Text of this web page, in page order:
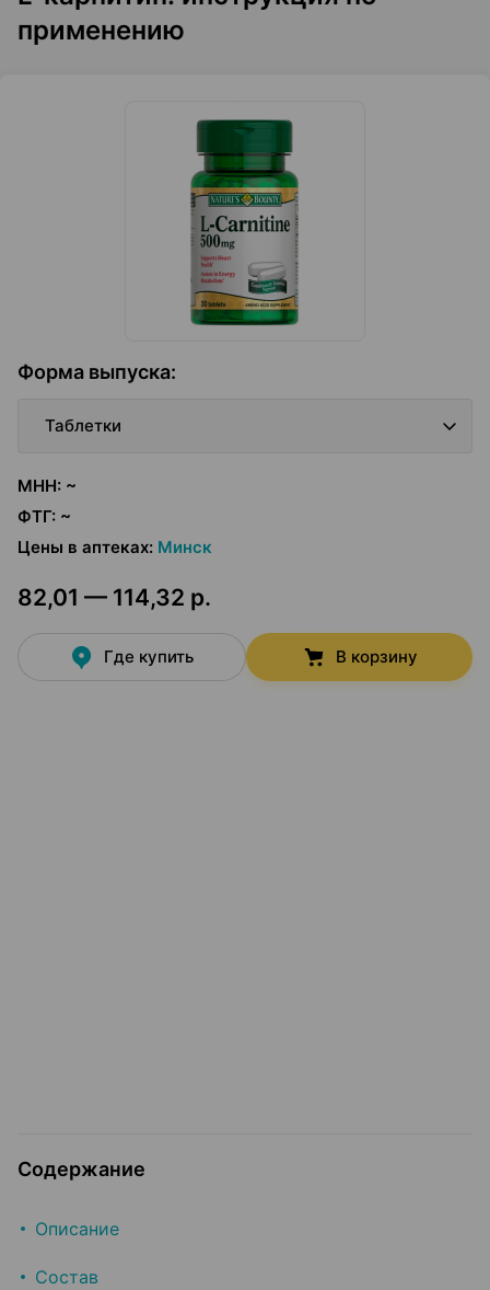
применению
Форма выпуска:
Таблетки
МНН: ~
ФТГ: ~
Цены в аптеках: Минск
82,01 — 114,32 р.
Где купить В корзину
Содержание
Описание
Состав